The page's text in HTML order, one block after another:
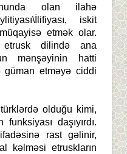
olan ilahə
iskit
etmək olar.
dilində ana
mənşəyinin hatti
güman etməyə ciddi
olduğu kimi,
daşıyırdı.
rast gəlinir,
kəlməsi etruskların